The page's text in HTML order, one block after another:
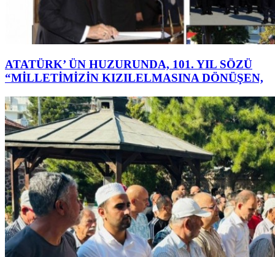
ATATÜRK’ ÜN HUZURUNDA, 101. YIL SÖZÜ
“MİLLETİMİZİN KIZILELMASINA DÖNÜŞEN,